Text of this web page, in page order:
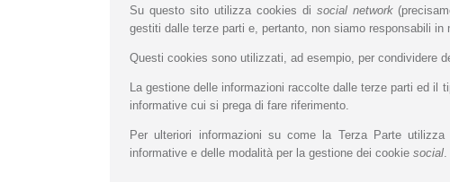
Su questo sito utilizza cookies di social network
gestiti dalle terze parti e, pertanto, non siamo responsabili in
Questi cookies sono utilizzati, ad esempio, per condividere
La gestione delle informazioni raccolte dalle terze parti ed il
informative cui si prega di fare riferimento.
Per ulteriori informazioni su come la Terza Parte
informative e delle modalità per la gestione dei cookie social.